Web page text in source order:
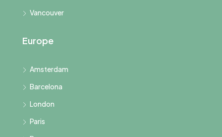
Vancouver
Europe
Amsterdam
Barcelona
London
Paris